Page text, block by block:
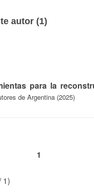
autor (1)
para la
de Argentina (2025)
1
1)